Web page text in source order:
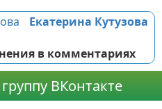
Екатерина Кутузова
в комментариях
ВКонтакте